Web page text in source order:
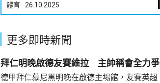
體育 26.10.2025
更多即時新聞
拜仁明晚啟德友賽維拉 主帥稱會全力爭
德甲拜仁慕尼黑明晚在啟德主場館，友賽英超